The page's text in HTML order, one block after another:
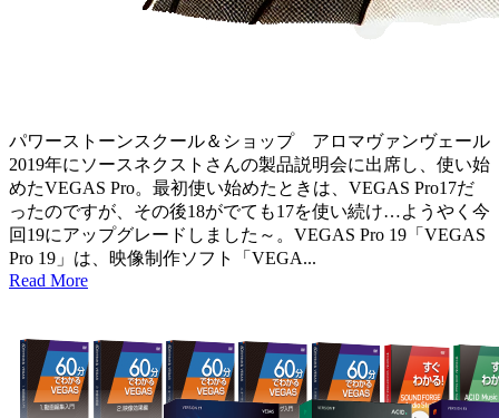
パワーストーンスクール＆ショップ アロマヴァンヴェール
2019年にソースネクストさんの製品説明会に出席し、使い始
めたVEGAS Pro。最初使い始めたときは、VEGAS Pro17だ
ったのですが、その後18がでても17を使い続け…ようやく今
回19にアップグレードしました～。VEGAS Pro 19「VEGAS
Pro 19」は、映像制作ソフト「VEGA...
Read More